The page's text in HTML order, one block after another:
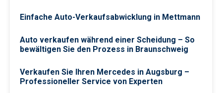
Einfache Auto-Verkaufsabwicklung in Mettmann
Auto verkaufen während einer Scheidung – So
bewältigen Sie den Prozess in Braunschweig
Verkaufen Sie Ihren Mercedes in Augsburg –
Professioneller Service von Experten